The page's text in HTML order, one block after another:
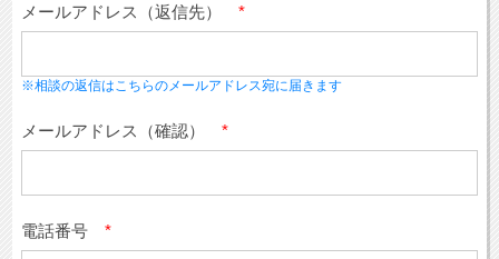
メールアドレス（返信先） *
※相談の返信はこちらのメールアドレス宛に届きます
メールアドレス（確認） *
電話番号 *